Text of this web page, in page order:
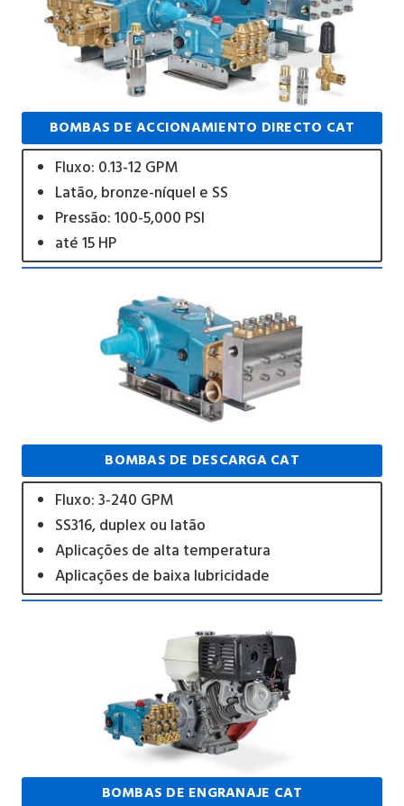
BOMBAS DE ACCIONAMIENTO DIRECTO CAT
Fluxo: 0.13-12 GPM
Latão, bronze-níquel e SS
Pressão: 100-5,000 PSI
até 15 HP
BOMBAS DE DESCARGA CAT
Fluxo: 3-240 GPM
SS316, duplex ou latão
Aplicações de alta temperatura
Aplicações de baixa lubricidade
BOMBAS DE ENGRANAJE CAT